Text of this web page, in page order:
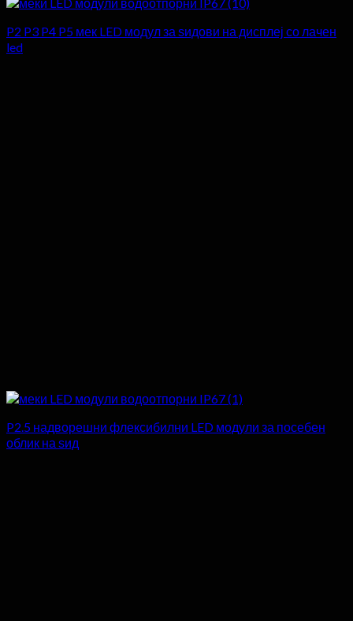
P2 P3 P4 P5 мек LED модул за ѕидови на дисплеј со лачен
led
P2.5 надворешни флексибилни LED модули за посебен
облик на ѕид